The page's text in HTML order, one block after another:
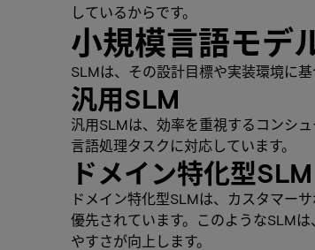
しているからです。
小規模言語モデ
SLMは、その設計目標や実装環境に基
汎用SLM
汎用SLMは、効率を重視するコンシ
言語処理タスクに対応しています。
ドメイン特化型SLM
ドメイン特化型SLMは、カスタマー
優先されています。このようなSLM
やすさが向上します。